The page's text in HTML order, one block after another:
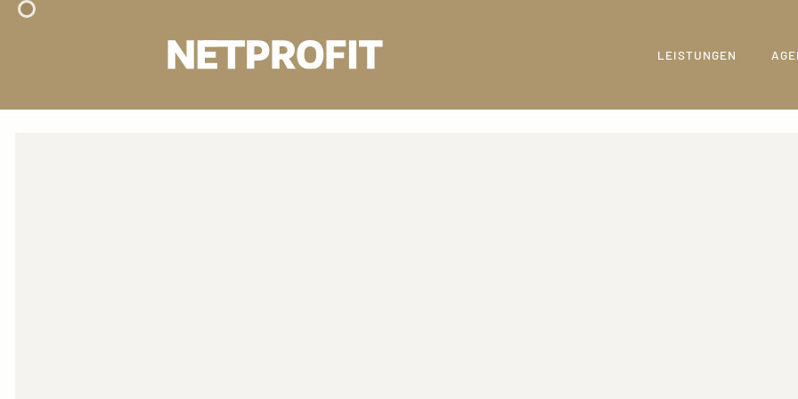
LEISTUNGEN